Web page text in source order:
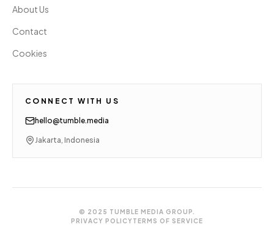
About Us
Contact
Cookies
CONNECT WITH US
hello@tumble.media
Jakarta, Indonesia
© 2025 TUMBLE MEDIA GROUP.
PRIVACY POLICYTERMS OF SERVICE